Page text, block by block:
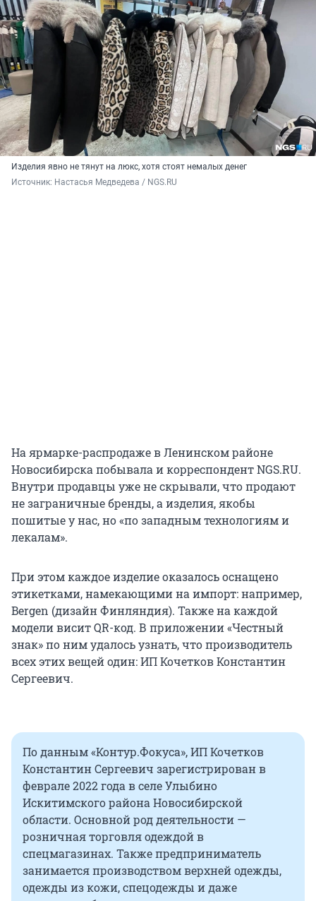
Изделия явно не тянут на люкс, хотя стоят немалых денег
Источник: Настасья Медведева / NGS.RU
На ярмарке-распродаже в Ленинском районе
Новосибирска побывала и корреспондент NGS.RU.
Внутри продавцы уже не скрывали, что продают
не заграничные бренды, а изделия, якобы
пошитые у нас, но «по западным технологиям и
лекалам».
При этом каждое изделие оказалось оснащено
этикетками, намекающими на импорт: например,
Bergen (дизайн Финляндия). Также на каждой
модели висит QR-код. В приложении «Честный
знак» по ним удалось узнать, что производитель
всех этих вещей один: ИП Кочетков Константин
Сергеевич.
По данным «Контур.Фокуса», ИП Кочетков
Константин Сергеевич зарегистрирован в
феврале 2022 года в селе Улыбино
Искитимского района Новосибирской
области. Основной род деятельности —
розничная торговля одеждой в
спецмагазинах. Также предприниматель
занимается производством верхней одежды,
одежды из кожи, спецодежды и даже